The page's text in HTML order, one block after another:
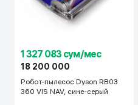
1 327 083 сум/мес
18 200 000
Робот-пылесос Dyson RB03
360 VIS NAV, сине-серый